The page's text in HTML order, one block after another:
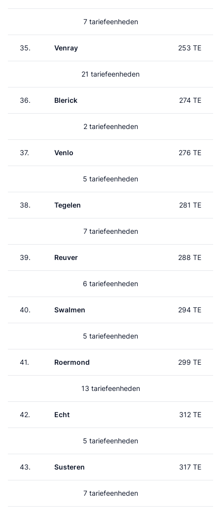
7 tariefeenheden
35. Venray 253 TE
21 tariefeenheden
36. Blerick 274 TE
2 tariefeenheden
37. Venlo 276 TE
5 tariefeenheden
38. Tegelen 281 TE
7 tariefeenheden
39. Reuver 288 TE
6 tariefeenheden
40. Swalmen 294 TE
5 tariefeenheden
41. Roermond 299 TE
13 tariefeenheden
42. Echt 312 TE
5 tariefeenheden
43. Susteren 317 TE
7 tariefeenheden